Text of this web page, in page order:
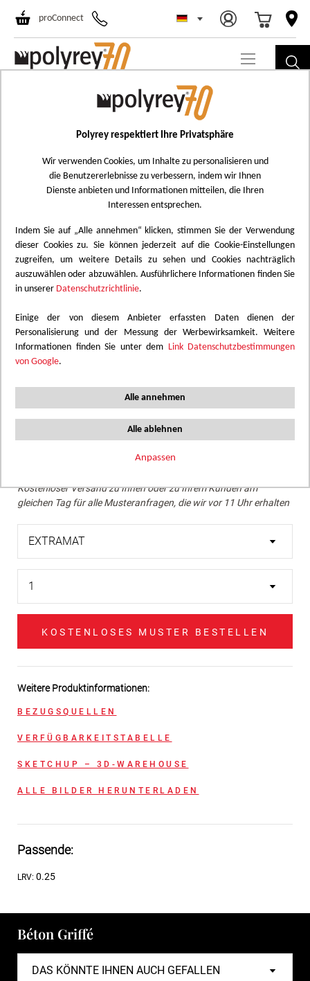
Polyrey respektiert Ihre Privatsphäre
Wir verwenden Cookies, um Inhalte zu personalisieren und
die Benutzererlebnisse zu verbessern, indem wir Ihnen
Dienste anbieten und Informationen mitteilen, die Ihren
Interessen entsprechen.
Indem Sie auf „Alle annehmen“ klicken, stimmen Sie der Verwendung
dieser Cookies zu. Sie können jederzeit auf die Cookie-Einstellungen
zugreifen, um weitere Details zu sehen und Cookies nachträglich
auszuwählen oder abzuwählen. Ausführlichere Informationen finden Sie
in unserer Datenschutzrichtlinie.
Einige der von diesem Anbieter erfassten Daten dienen der
Personalisierung und der Messung der Werbewirksamkeit. Weitere
Informationen finden Sie unter dem Link Datenschutzbestimmungen
von Google.
Alle annehmen
Alle ablehnen
Anpassen
proConnect
Select Store
Helles Betongrau mit subtiler Textur. Ein raffinierter
Industrial-Look, der allen Ihren Räumen Modernität und
Kostenloser Versand zu Ihnen oder zu Ihrem Kunden am
gleichen Tag für alle Musteranfragen, die wir vor 11 Uhr erhalten
KOSTENLOSES MUSTER BESTELLEN
Weitere Produktinformationen:
BEZUGSQUELLEN
VERFÜGBARKEITSTABELLE
SKETCHUP – 3D-WAREHOUSE
ALLE BILDER HERUNTERLADEN
Passende:
LRV: 0.25
Béton Griffé
to
Wish
List
Wir empfehlen eine Überprüfung des gewünschten Farbtons
the
of
gallery
Béton Griffé